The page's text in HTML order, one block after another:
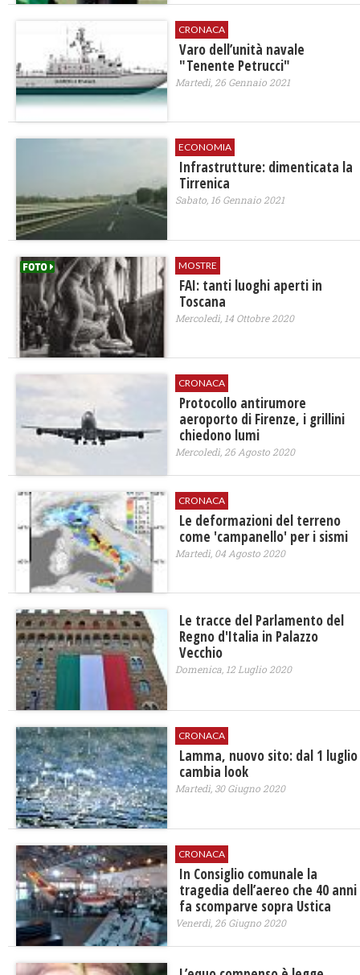
CRONACA
Varo dell’unità navale
"Tenente Petrucci"
Martedì, 26 Gennaio 2021
ECONOMIA
Infrastrutture: dimenticata la
Tirrenica
Sabato, 16 Gennaio 2021
MOSTRE
FAI: tanti luoghi aperti in
Toscana
Mercoledì, 14 Ottobre 2020
CRONACA
Protocollo antirumore
aeroporto di Firenze, i grillini
chiedono lumi
Mercoledì, 26 Agosto 2020
CRONACA
Le deformazioni del terreno
come 'campanello' per i sismi
Martedì, 04 Agosto 2020
Le tracce del Parlamento del
Regno d'Italia in Palazzo
Vecchio
Domenica, 12 Luglio 2020
CRONACA
Lamma, nuovo sito: dal 1 luglio
cambia look
Martedì, 30 Giugno 2020
CRONACA
In Consiglio comunale la
tragedia dell’aereo che 40 anni
fa scomparve sopra Ustica
Venerdì, 26 Giugno 2020